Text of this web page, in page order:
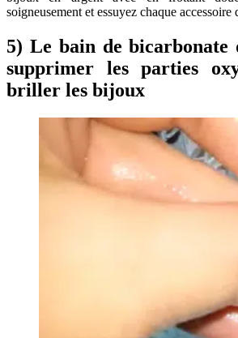
soigneusement et essuyez chaque accessoire
5) Le bain de bicarbonate
supprimer les parties
briller les bijoux